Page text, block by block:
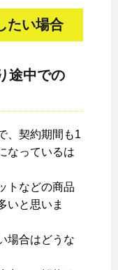
たい場合
途中での
、契約期間も1
なっているは
トなどの商品
いと思いま
場合はどうな